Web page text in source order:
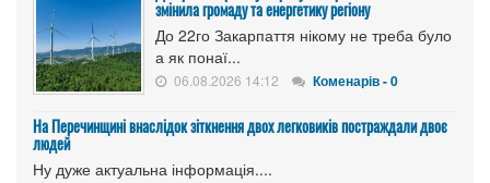
змінила громаду та енергетику регіону
До 22го Закарпаття нікому не треба було
а як понаї...
06.08.2026 14:12 Коменарів - 0
На Перечинщині внаслідок зіткнення двох легковиків постраждали двоє
людей
Ну дуже актуальна інформація....